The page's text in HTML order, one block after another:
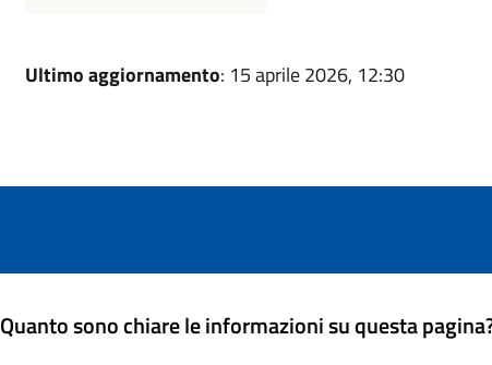
Ultimo aggiornamento: 15 aprile 2026, 12:30
Quanto sono chiare le informazioni su questa